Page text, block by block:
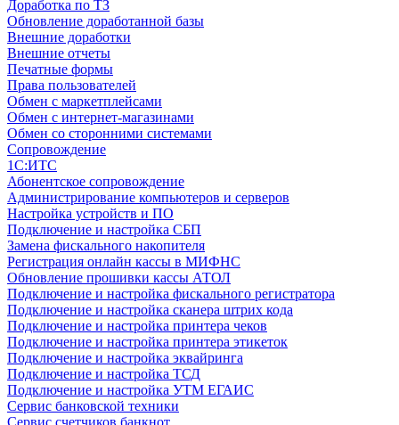
Доработка по ТЗ
Обновление доработанной базы
Внешние доработки
Внешние отчеты
Печатные формы
Права пользователей
Обмен с маркетплейсами
Обмен с интернет-магазинами
Обмен со сторонними системами
Сопровождение
1C:ИТС
Абонентское сопровождение
Администрирование компьютеров и серверов
Настройка устройств и ПО
Подключение и настройка СБП
Замена фискального накопителя
Регистрация онлайн кассы в МИФНС
Обновление прошивки кассы АТОЛ
Подключение и настройка фискального регистратора
Подключение и настройка сканера штрих кода
Подключение и настройка принтера чеков
Подключение и настройка принтера этикеток
Подключение и настройка эквайринга
Подключение и настройка ТСД
Подключение и настройка УТМ ЕГАИС
Сервис банковской техники
Сервис счетчиков банкнот